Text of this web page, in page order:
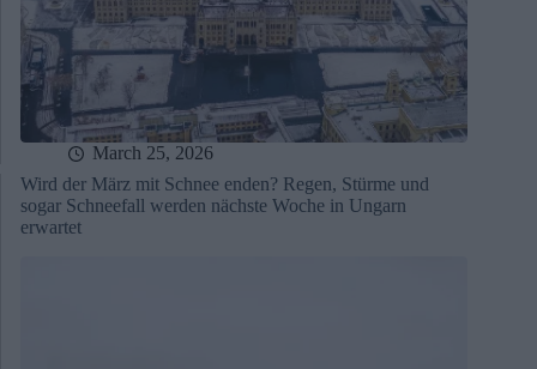
March 25, 2026
Wird der März mit Schnee enden? Regen, Stürme und
sogar Schneefall werden nächste Woche in Ungarn
erwartet